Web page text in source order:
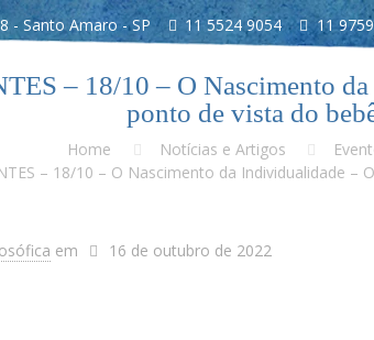
- Santo Amaro - SP 11 5524 9054 11
– 18/10 – O Nascimento
ponto de vista do
Home Notícias e Artigos
– 18/10 – O Nascimento da Individualidade
em 16 de outubro de 2022